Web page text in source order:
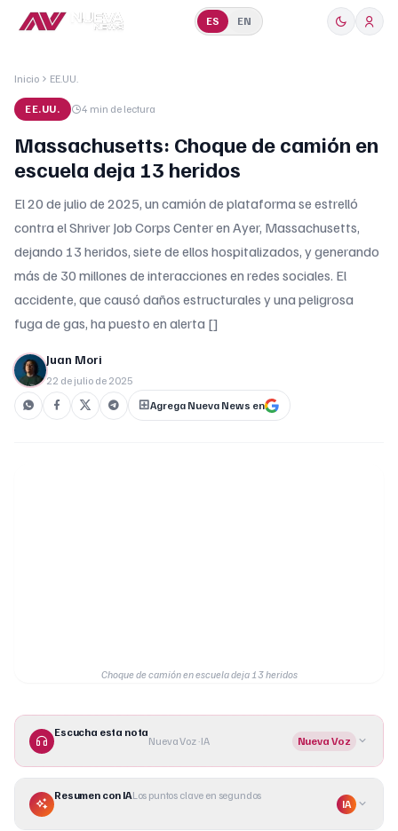
ES EN
Inicio EE.UU.
EE.UU. 4 min de lectura
Massachusetts: Choque de camión en
escuela deja 13 heridos
El 20 de julio de 2025, un camión de plataforma se estrelló
contra el Shriver Job Corps Center en Ayer, Massachusetts,
dejando 13 heridos, siete de ellos hospitalizados, y generando
más de 30 millones de interacciones en redes sociales. El
accidente, que causó daños estructurales y una peligrosa
fuga de gas, ha puesto en alerta []
Juan Mori
22 de julio de 2025
Agrega Nueva News en
Choque de camión en escuela deja 13 heridos
Escucha esta nota
Nueva Voz · IA Nueva Voz
Resumen con IALos puntos clave en segundos
IA